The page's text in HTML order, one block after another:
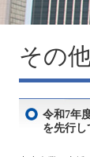
その
令和7年
を先行し